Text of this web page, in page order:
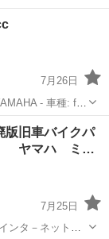
7月26日
り
旧車バイクパ
ヤマハ ミ…
7月25日
タ－ネット販